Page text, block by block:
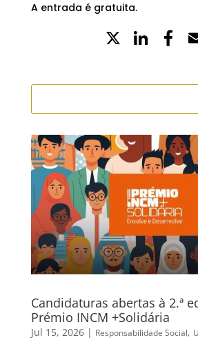
A entrada é gratuita.
X
Candidaturas abertas à 2.ª
Prémio INCM +Solidária
Jul 15, 2026| Responsabilidade Social,